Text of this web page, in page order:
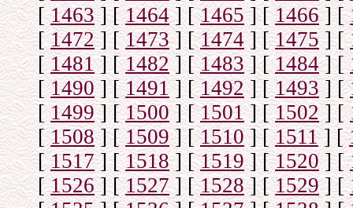
[1463] [1464] [1465] [1466] [
[1472] [1473] [1474] [1475] [
[1481] [1482] [1483] [1484] [
[1490] [1491] [1492] [1493] [
[1499] [1500] [1501] [1502] [
[1508] [1509] [1510] [1511] [
[1517] [1518] [1519] [1520] [
[1526] [1527] [1528] [1529] [